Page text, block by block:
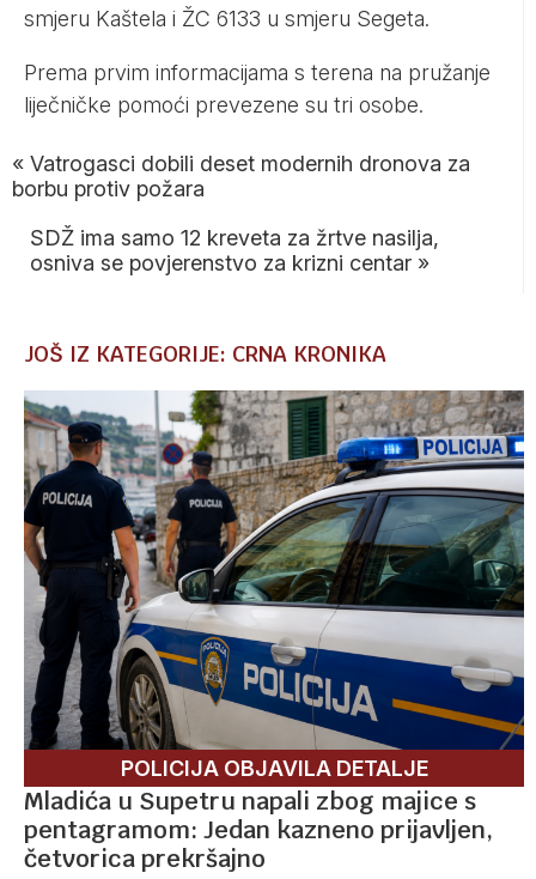
smjeru Kaštela i ŽC 6133 u smjeru Segeta.
Prema prvim informacijama s terena na pružanje
liječničke pomoći prevezene su tri osobe.
« Vatrogasci dobili deset modernih dronova za
borbu protiv požara
SDŽ ima samo 12 kreveta za žrtve nasilja,
osniva se povjerenstvo za krizni centar »
JOŠ IZ KATEGORIJE: CRNA KRONIKA
POLICIJA OBJAVILA DETALJE
Mladića u Supetru napali zbog majice s
pentagramom: Jedan kazneno prijavljen,
četvorica prekršajno